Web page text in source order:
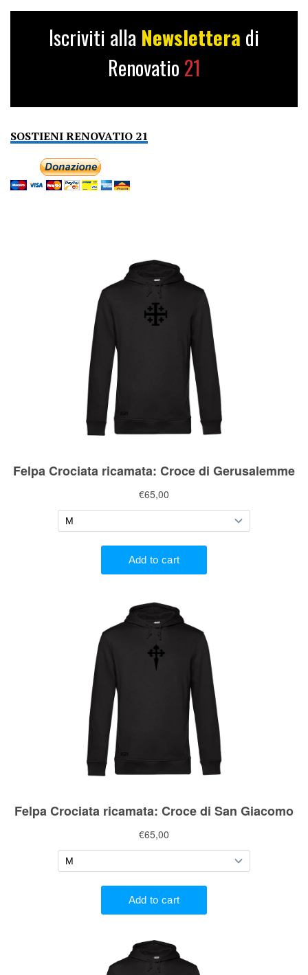
Iscriviti alla Newslettera di
Renovatio 21
SOSTIENI RENOVATIO 21